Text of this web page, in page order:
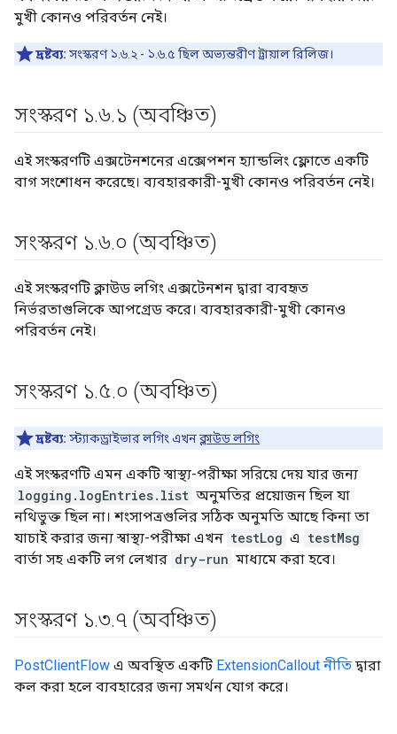
মুখী কোনও পরিবর্তন নেই।
দ্রষ্টব্য: সংস্করণ ১.৬.২ - ১.৬.৫ ছিল অভ্যন্তরীণ ট্রায়াল রিলিজ।
সংস্করণ ১.৬.১ (অবঞ্চিত)
এই সংস্করণটি এক্সটেনশনের এক্সেপশন হ্যান্ডলিং ফ্লোতে একটি
বাগ সংশোধন করেছে। ব্যবহারকারী-মুখী কোনও পরিবর্তন নেই।
সংস্করণ ১.৬.০ (অবঞ্চিত)
এই সংস্করণটি ক্লাউড লগিং এক্সটেনশন দ্বারা ব্যবহৃত
নির্ভরতাগুলিকে আপগ্রেড করে। ব্যবহারকারী-মুখী কোনও
পরিবর্তন নেই।
সংস্করণ ১.৫.০ (অবঞ্চিত)
দ্রষ্টব্য: স্ট্যাকড্রাইভার লগিং এখনক্লাউড লগিং
এই সংস্করণটি এমন একটি স্বাস্থ্য-পরীক্ষা সরিয়ে দেয় যার জন্য
logging.logEntries.list অনুমতির প্রয়োজন ছিল যা
নথিভুক্ত ছিল না। শংসাপত্রগুলির সঠিক অনুমতি আছে কিনা তা
যাচাই করার জন্য স্বাস্থ্য-পরীক্ষা এখন testLog এ testMsg
বার্তা সহ একটি লগ লেখার dry-run মাধ্যমে করা হবে।
সংস্করণ ১.৩.৭ (অবঞ্চিত)
PostClientFlow এ অবস্থিত একটি ExtensionCallout নীতি দ্বারা
কল করা হলে ব্যবহারের জন্য সমর্থন যোগ করে।